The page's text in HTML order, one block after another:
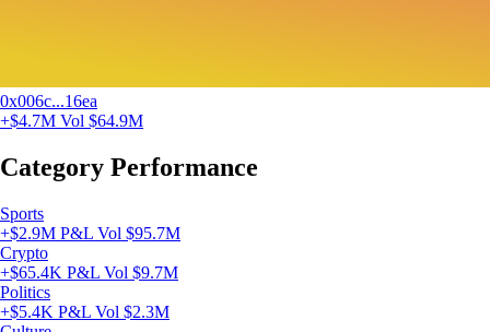
0x006c...16ea
+$4.7M Vol $64.9M
Category Performance
Sports
+$2.9M P&L Vol $95.7M
Crypto
+$65.4K P&L Vol $9.7M
Politics
+$5.4K P&L Vol $2.3M